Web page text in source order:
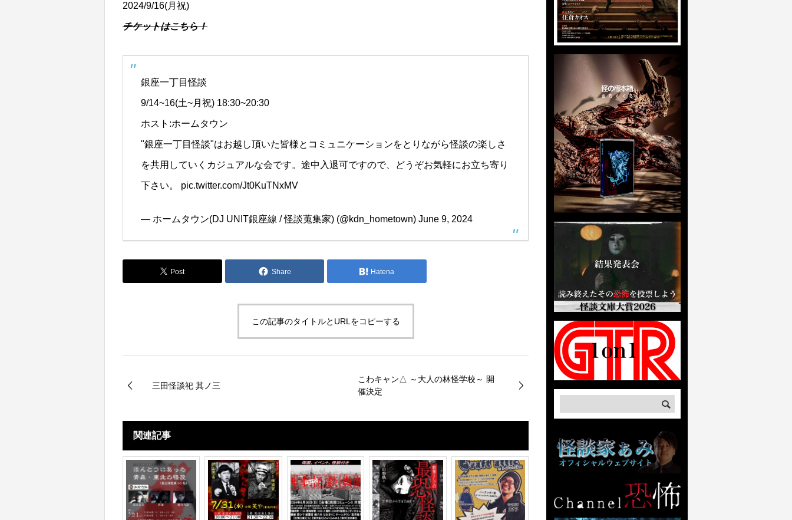
2024/9/16(月祝)
チケットはこちら！
銀座一丁目怪談
9/14~16(土~月祝) 18:30~20:30
ホスト:ホームタウン
"銀座一丁目怪談"はお越し頂いた皆様とコミュニケーションをとりながら怪談の楽しさ
を共用していくカジュアルな会です。途中入退可ですので、どうぞお気軽にお立ち寄り
下さい。 pic.twitter.com/Jt0KuTNxMV
— ホームタウン(DJ UNIT銀座線 / 怪談蒐集家) (@kdn_hometown) June 9, 2024
Post Share Hatena
この記事のタイトルとURLをコピーする
三田怪談祀 其ノ三
こわキャン△ ～大人の林怪学校～ 開
催決定
関連記事